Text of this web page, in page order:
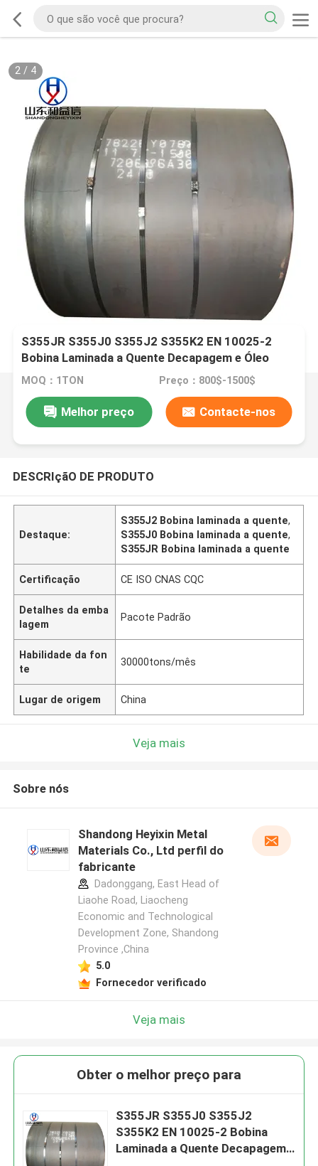
2/ 4
S355JR S355J0 S355J2 S355K2 EN 10025-2
Bobina Laminada a Quente Decapagem e Óleo
Bobina de Aço Laminada a Quente
MOQ：1TON Preço：800$-1500$
Melhor preço Contacte-nos
DESCRIçãO DE PRODUTO
Destaque:
S355J2 Bobina laminada a quente,
S355J0 Bobina laminada a quente,
S355JR Bobina laminada a quente
Certificação CE ISO CNAS CQC
Detalhes da emba
lagem
Pacote Padrão
Habilidade da fon
te
30000tons/mês
Lugar de origem China
Veja mais
Sobre nós
Shandong Heyixin Metal
Materials Co., Ltd perfil do
fabricante
Dadonggang, East Head of
Liaohe Road, Liaocheng
Economic and Technological
Development Zone, Shandong
Province ,China
5.0
Fornecedor verificado
Veja mais
Obter o melhor preço para
S355JR S355J0 S355J2
S355K2 EN 10025-2 Bobina
Laminada a Quente Decapagem